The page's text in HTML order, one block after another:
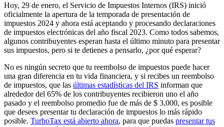
Hoy, 29 de enero, el Servicio de Impuestos Internos (IRS) inició
oficialmente la apertura de la temporada de presentación de
impuestos 2024 y ahora está aceptando y procesando declaraciones
de impuestos electrónicas del año fiscal 2023. Como todos sabemos,
algunos contribuyentes esperan hasta el último minuto para presentar
sus impuestos, pero si te detienes a pensarlo, ¿por qué esperar?
No es ningún secreto que tu reembolso de impuestos puede hacer
una gran diferencia en tu vida financiera, y si recibes un reembolso
de impuestos, que las últimas estadísticas del IRS informan que
alrededor del 65% de los contribuyentes recibieron uno el año
pasado y el reembolso promedio fue de más de $ 3,000, es posible
que desees presentar tu declaración de impuestos lo más rápido
posible. TurboTax está abierto ahora, para que puedas presentar tus